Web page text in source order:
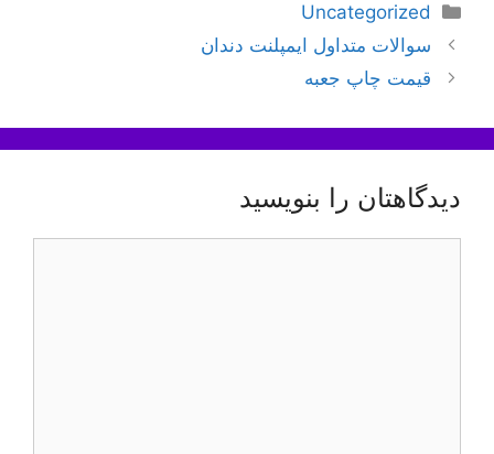
دسته‌ها
Uncategorized
ناوبری
نوشته‌ها
سوالات متداول ایمپلنت دندان
قیمت چاپ جعبه
دیدگاهتان را بنویسید